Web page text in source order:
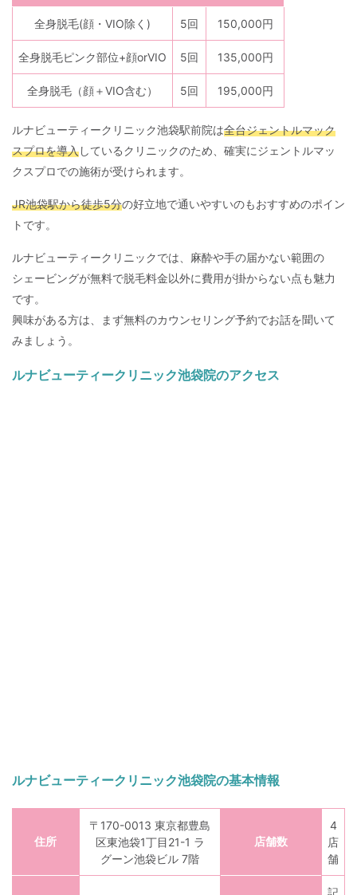
全身脱毛(顔・VIO除く) 5回 150,000円
全身脱毛ピンク部位+顔orVIO 5回 135,000円
全身脱毛（顔＋VIO含む） 5回 195,000円
ルナビューティークリニック池袋駅前院は全台ジェントルマック
スプロを導入しているクリニックのため、確実にジェントルマッ
クスプロでの施術が受けられます。
JR池袋駅から徒歩5分の好立地で通いやすいのもおすすめのポイン
トです。
ルナビューティークリニックでは、麻酔や手の届かない範囲の
シェービングが無料で脱毛料金以外に費用が掛からない点も魅力
です。
興味がある方は、まず無料のカウンセリング予約でお話を聞いて
みましょう。
ルナビューティークリニック池袋院のアクセス
ルナビューティークリニック池袋院の基本情報
住所
〒170-0013 東京都豊島
区東池袋1丁目21-1 ラ
グーン池袋ビル 7階
店舗数
4
店
舗
記